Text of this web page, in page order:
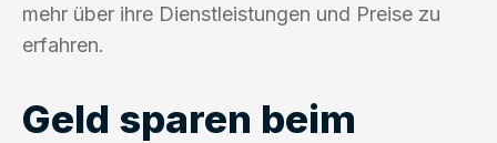
mehr über ihre Dienstleistungen und Preise zu
erfahren.
Geld sparen beim